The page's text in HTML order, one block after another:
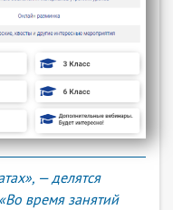
— делятся
время занятий